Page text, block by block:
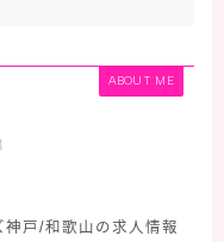
ABOUT ME
神戸/和歌山の求人情報